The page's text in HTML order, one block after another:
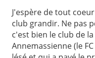
J'espère de tout
club grandir. Ne pas
c'est bien le club de
Annemassienne (le